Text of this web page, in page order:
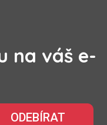
na váš e-
ODEBÍRAT